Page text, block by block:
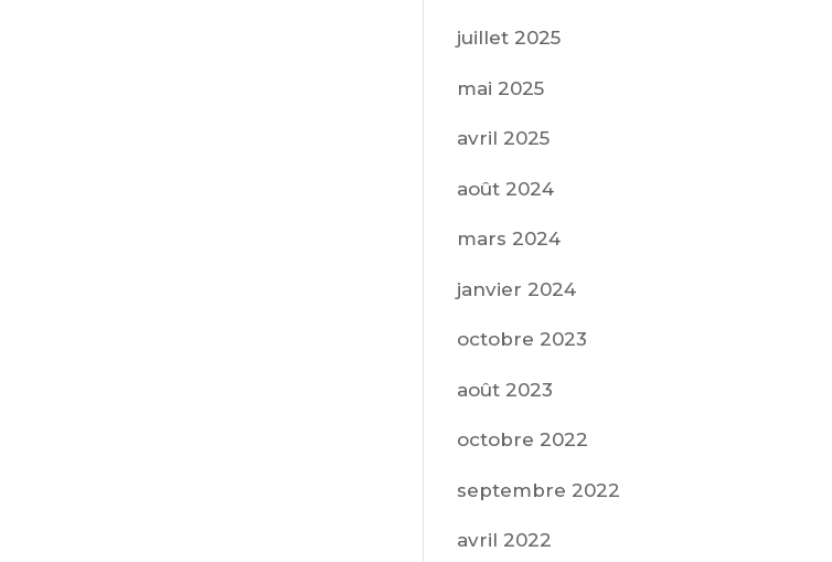
juillet 2025
mai 2025
avril 2025
août 2024
mars 2024
janvier 2024
octobre 2023
août 2023
octobre 2022
septembre 2022
avril 2022